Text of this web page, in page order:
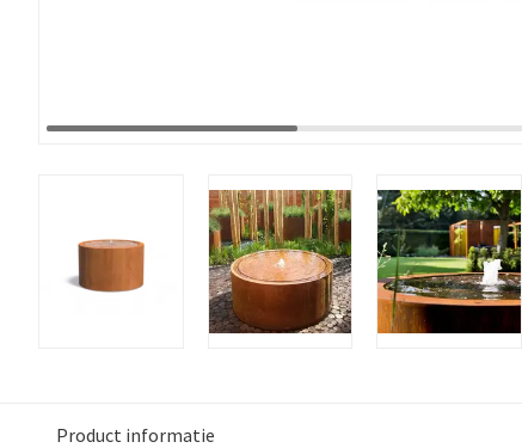
Product informatie